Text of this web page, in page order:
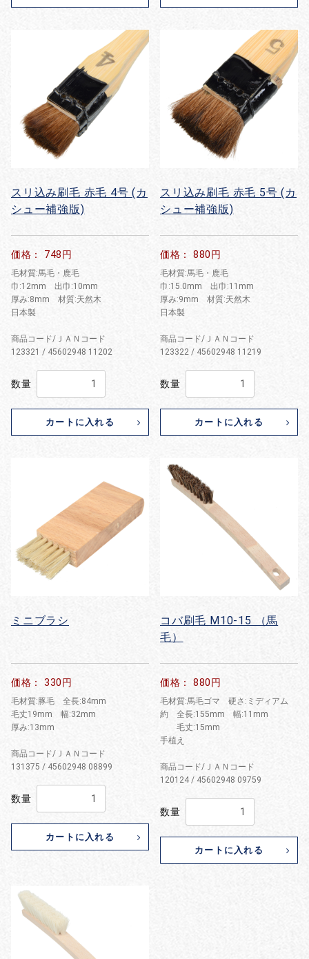
スリ込み刷毛 赤毛 4号 (カ
シュー補強版)
価格： 748円
毛材質:馬毛・鹿毛
巾:12mm 出巾:10mm
厚み:8mm 材質:天然木
日本製
商品コード/ＪＡＮコード
123321 / 45602948 11202
数量
カートに入れる
スリ込み刷毛 赤毛 5号 (カ
シュー補強版)
価格： 880円
毛材質:馬毛・鹿毛
巾:15.0mm 出巾:11mm
厚み:9mm 材質:天然木
日本製
商品コード/ＪＡＮコード
123322 / 45602948 11219
数量
カートに入れる
ミニブラシ
価格： 330円
毛材質:豚毛 全長:84mm
毛丈19mm 幅:32mm
厚み:13mm
商品コード/ＪＡＮコード
131375 / 45602948 08899
数量
カートに入れる
コバ刷毛 M10-15 （馬
毛）
価格： 880円
毛材質:馬毛ゴマ 硬さ:ミディアム
約 全長:155mm 幅:11mm
毛丈:15mm
手植え
商品コード/ＪＡＮコード
120124 / 45602948 09759
数量
カートに入れる
お買い物を続ける